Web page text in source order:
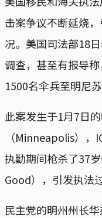
击案争议不断延烧
况。美国司法部18
调查，甚至有报导
1500名伞兵至明尼
此案发生于1月7日
（Minneapolis）
执勤期间枪杀了37
Good），引发执法
民主党的明州州长